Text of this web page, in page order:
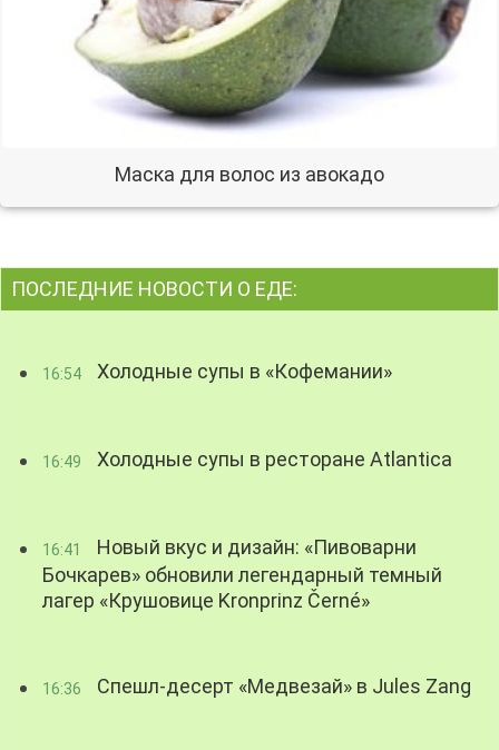
Маска для волос из авокадо
ПОСЛЕДНИЕ НОВОСТИ О ЕДЕ:
16:54 Холодные супы в «Кофемании»
16:49 Холодные супы в ресторане Atlantica
16:41
Новый вкус и дизайн: «Пивоварни
Бочкарев» обновили легендарный темный
лагер «Крушовице Kronprinz Černé»
16:36 Спешл-десерт «Медвезай» в Jules Zang